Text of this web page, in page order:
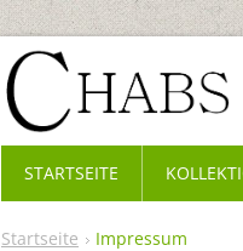
Startseite Impressum
STARTSEITE